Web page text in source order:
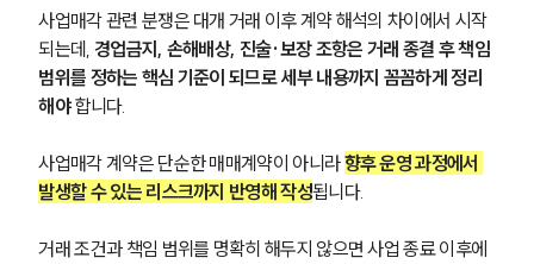
사업매각 관련 분쟁은 대개 거래 이후 계약 해석의 차이에서 시작
되는데, 경업금지, 손해배상, 진술·보장 조항은 거래 종결 후 책임
범위를 정하는 핵심 기준이 되므로 세부 내용까지 꼼꼼하게 정리
해야 합니다.
사업매각 계약은 단순한 매매계약이 아니라 향후 운영 과정에서
발생할 수 있는 리스크까지 반영해 작성됩니다.
거래 조건과 책임 범위를 명확히 해두지 않으면 사업 종료 이후에